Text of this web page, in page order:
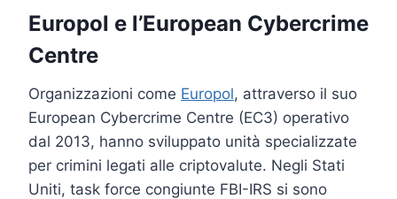
Europol e l’European Cybercrime
Centre
Organizzazioni come Europol, attraverso il suo
European Cybercrime Centre (EC3) operativo
dal 2013, hanno sviluppato unità specializzate
per crimini legati alle criptovalute. Negli Stati
Uniti, task force congiunte FBI-IRS si sono